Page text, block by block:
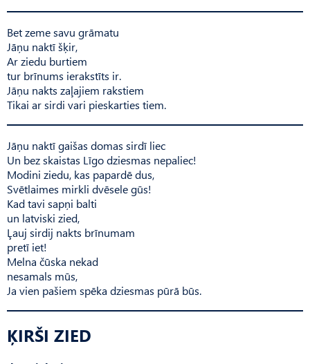
Bet zeme savu grāmatu
Jāņu naktī šķir,
Ar ziedu burtiem
tur brīnums ierakstīts ir.
Jāņu nakts zaļajiem rakstiem
Tikai ar sirdi vari pieskarties tiem.
Jāņu naktī gaišas domas sirdī liec
Un bez skaistas Līgo dziesmas nepaliec!
Modini ziedu, kas papardē dus,
Svētlaimes mirkli dvēsele gūs!
Kad tavi sapņi balti
un latviski zied,
Ļauj sirdij nakts brīnumam
pretī iet!
Melna čūska nekad
nesamals mūs,
Ja vien pašiem spēka dziesmas pūrā būs.
ĶIRŠI ZIED